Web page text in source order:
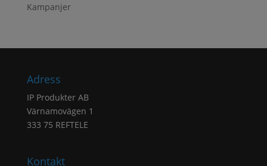
Kampanjer
Adress
IP Produkter AB
Värnamovägen 1
333 75 REFTELE
Kontakt